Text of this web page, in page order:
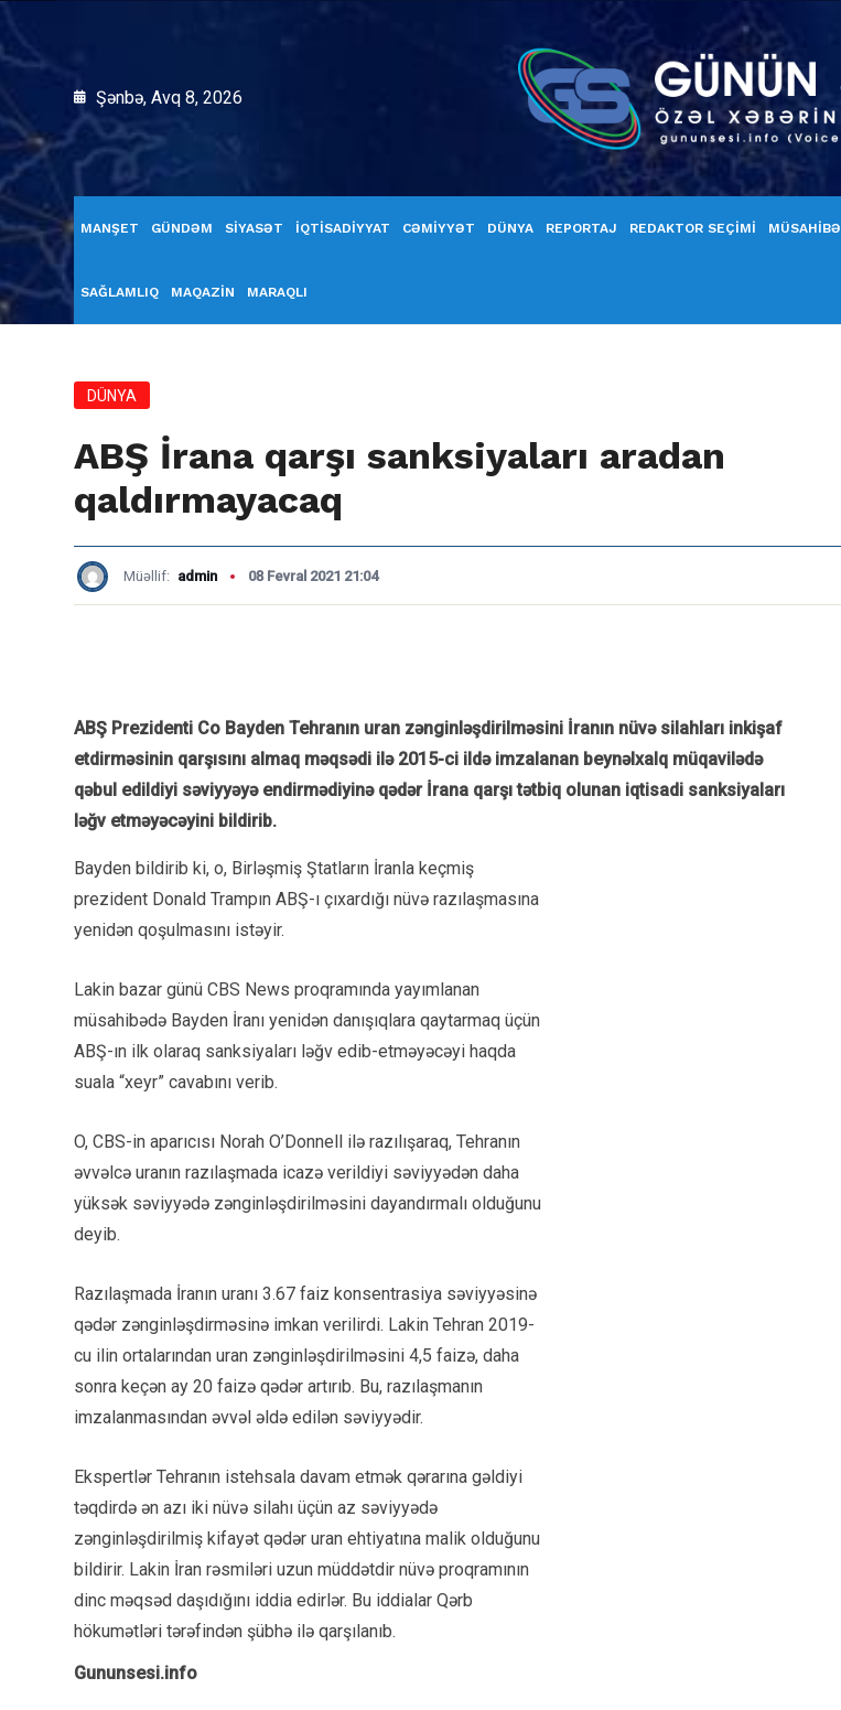
Şənbə, Avq 8, 2026
MANŞET GÜNDƏM SİYASƏT İQTİSADİYYAT CƏMİYYƏT DÜNYA REPORTAJ REDAKTOR SEÇİMİ MÜSAHİBƏ
SAĞLAMLIQ MAQAZİN MARAQLI
DÜNYA
ABŞ İrana qarşı sanksiyaları aradan
qaldırmayacaq
Müəllif: admin 08 Fevral 2021 21:04
ABŞ Prezidenti Co Bayden Tehranın uran zənginləşdirilməsini İranın nüvə silahları inkişaf
etdirməsinin qarşısını almaq məqsədi ilə 2015-ci ildə imzalanan beynəlxalq müqavilədə
qəbul edildiyi səviyyəyə endirmədiyinə qədər İrana qarşı tətbiq olunan iqtisadi sanksiyaları
ləğv etməyəcəyini bildirib.
Bayden bildirib ki, o, Birləşmiş Ştatların İranla keçmiş
prezident Donald Trampın ABŞ-ı çıxardığı nüvə razılaşmasına
yenidən qoşulmasını istəyir.
Lakin bazar günü CBS News proqramında yayımlanan
müsahibədə Bayden İranı yenidən danışıqlara qaytarmaq üçün
ABŞ-ın ilk olaraq sanksiyaları ləğv edib-etməyəcəyi haqda
suala “xeyr” cavabını verib.
O, CBS-in aparıcısı Norah O’Donnell ilə razılışaraq, Tehranın
əvvəlcə uranın razılaşmada icazə verildiyi səviyyədən daha
yüksək səviyyədə zənginləşdirilməsini dayandırmalı olduğunu
deyib.
Razılaşmada İranın uranı 3.67 faiz konsentrasiya səviyyəsinə
qədər zənginləşdirməsinə imkan verilirdi. Lakin Tehran 2019-
cu ilin ortalarından uran zənginləşdirilməsini 4,5 faizə, daha
sonra keçən ay 20 faizə qədər artırıb. Bu, razılaşmanın
imzalanmasından əvvəl əldə edilən səviyyədir.
Ekspertlər Tehranın istehsala davam etmək qərarına gəldiyi
təqdirdə ən azı iki nüvə silahı üçün az səviyyədə
zənginləşdirilmiş kifayət qədər uran ehtiyatına malik olduğunu
bildirir. Lakin İran rəsmiləri uzun müddətdir nüvə proqramının
dinc məqsəd daşıdığını iddia edirlər. Bu iddialar Qərb
hökumətləri tərəfindən şübhə ilə qarşılanıb.
Gununsesi.info